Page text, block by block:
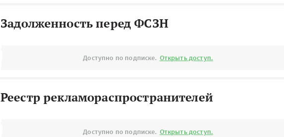
Задолженность перед ФСЗН
Доступно по подписке. Открыть доступ.
Реестр рекламораспространителей
Доступно по подписке. Открыть доступ.